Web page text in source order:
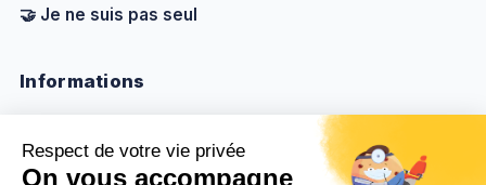
🤝 Je ne suis pas seul
Informations
Méthodologie & sources
Politique de confidentialité